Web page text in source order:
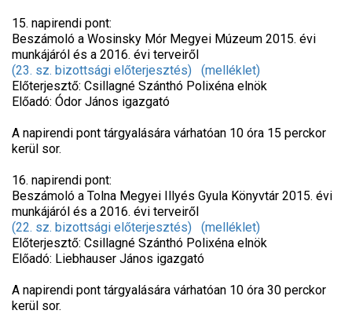
15. napirendi pont:
Beszámoló a Wosinsky Mór Megyei Múzeum 2015. évi
munkájáról és a 2016. évi terveiről
(23. sz. bizottsági előterjesztés)
(melléklet)
Előterjesztő: Csillagné Szánthó Polixéna elnök
Előadó: Ódor János igazgató
A napirendi pont tárgyalására várhatóan 10 óra 15 perckor
kerül sor.
16. napirendi pont:
Beszámoló a Tolna Megyei Illyés Gyula Könyvtár 2015. évi
munkájáról és a 2016. évi terveiről
(22. sz. bizottsági előterjesztés)
(melléklet)
Előterjesztő: Csillagné Szánthó Polixéna elnök
Előadó: Liebhauser János igazgató
A napirendi pont tárgyalására várhatóan 10 óra 30 perckor
kerül sor.